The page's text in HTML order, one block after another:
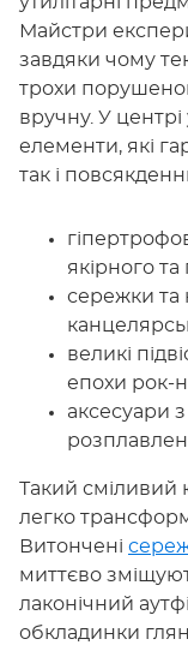
Майстри
завдяки чому
трохи
вручну. У
елементи, які
так і
якірного
сережки та
великі
епохи рок-
аксесуари
Такий сміливий
легко
Витончені
миттєво
лаконічний
обкладинки